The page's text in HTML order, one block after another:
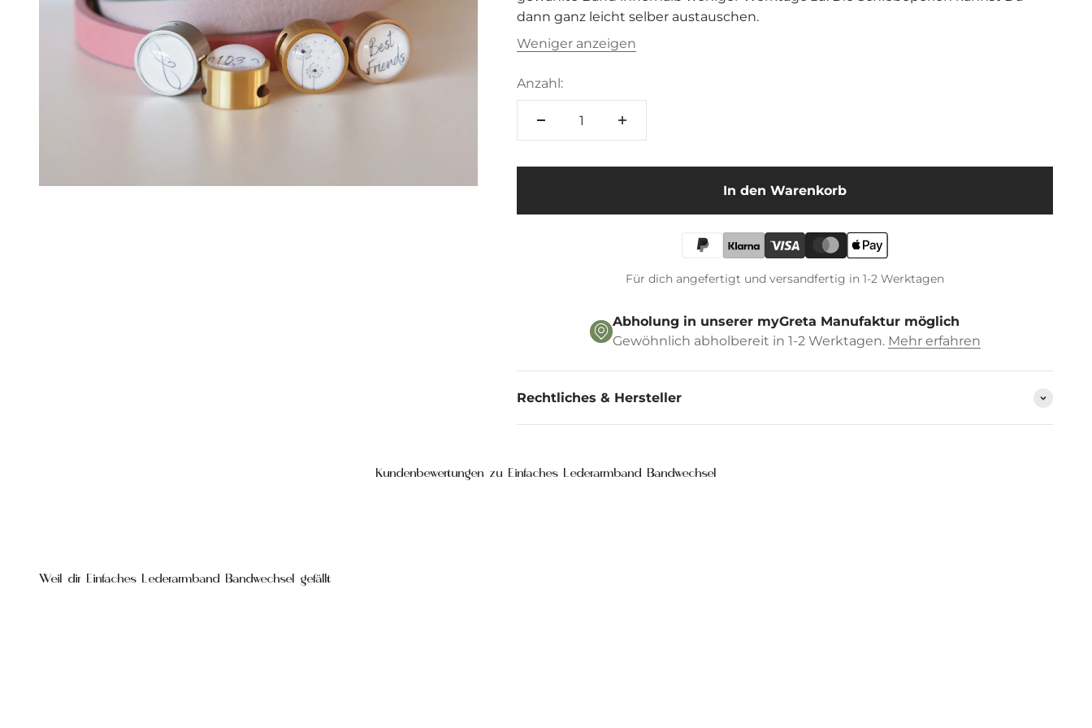
dann ganz leicht selber austauschen.
Weniger anzeigen
Anzahl:
In den Warenkorb
Für dich angefertigt und versandfertig in 1-2 Werktagen
Abholung in unserer myGreta Manufaktur möglich
Gewöhnlich abholbereit in 1-2 Werktagen. Mehr erfahren
Rechtliches & Hersteller
Kundenbewertungen zu Einfaches Lederarmband Bandwechsel
Weil dir Einfaches Lederarmband Bandwechsel gefällt